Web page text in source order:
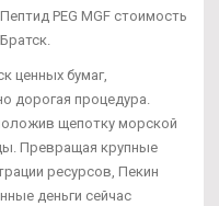
PEG MGF стоимость
ценных бумаг,
дорогая процедура.
щепотку морской
Превращая крупные
ресурсов, Пекин
деньги сейчас